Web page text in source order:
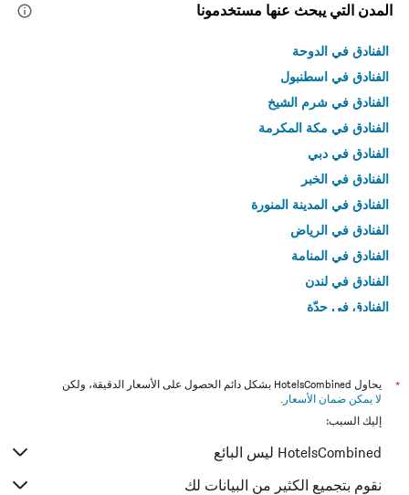
المدن التي يبحث عنها مستخدمونا
الفنادق في الدوحة
الفنادق في اسطنبول
الفنادق في شرم الشيخ
الفنادق في مكة المكرمة
الفنادق في دبي
الفنادق في الخبر
الفنادق في المدينة المنورة
الفنادق في الرياض
الفنادق في المنامة
الفنادق في لندن
الفنادق في جدّة
*
يحاول HotelsCombined بشكل دائم الحصول على الأسعار الدقيقة، ولكن
لا يمكن ضمان الأسعار .
إليك السبب:
HotelsCombined ليس البائع
نقوم بتجميع الكثير من البيانات لك